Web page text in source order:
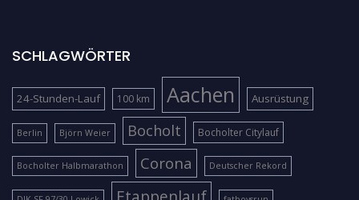
SCHLAGWÖRTER
24-Stunden-Lauf 100 km Aachen Ausrüstung
Berlin Björn Weier Bocholt Bocholter Citylauf
Bocholter Halbmarathon Corona Deutscher Rekord